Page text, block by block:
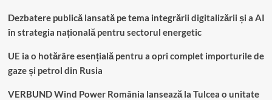
Dezbatere publică lansată pe tema integrării digitalizării și a AI
în strategia națională pentru sectorul energetic
UE ia o hotărâre esențială pentru a opri complet importurile de
gaze și petrol din Rusia
VERBUND Wind Power România lansează la Tulcea o unitate